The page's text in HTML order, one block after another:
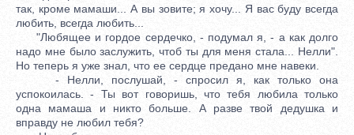
так, кроме мамаши... А вы зовите; я хочу... Я вас буду всегда
любить, всегда любить...
"Любящее и гордое сердечко, - подумал я, - а как долго
надо мне было заслужить, чтоб ты для меня стала... Нелли".
Но теперь я уже знал, что ее сердце предано мне навеки.
- Нелли, послушай, - спросил я, как только она
успокоилась. - Ты вот говоришь, что тебя любила только
одна мамаша и никто больше. А разве твой дедушка и
вправду не любил тебя?